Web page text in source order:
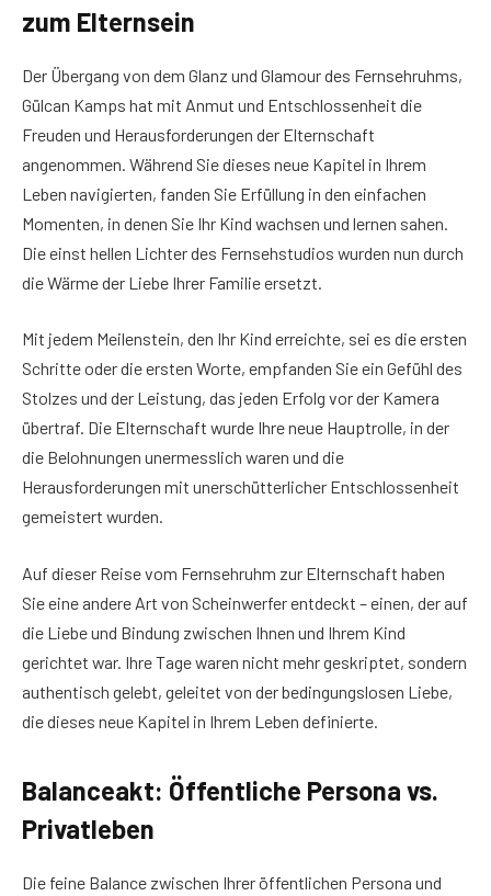
zum Elternsein
Der Übergang von dem Glanz und Glamour des Fernsehruhms,
Gülcan Kamps hat mit Anmut und Entschlossenheit die
Freuden und Herausforderungen der Elternschaft
angenommen. Während Sie dieses neue Kapitel in Ihrem
Leben navigierten, fanden Sie Erfüllung in den einfachen
Momenten, in denen Sie Ihr Kind wachsen und lernen sahen.
Die einst hellen Lichter des Fernsehstudios wurden nun durch
die Wärme der Liebe Ihrer Familie ersetzt.
Mit jedem Meilenstein, den Ihr Kind erreichte, sei es die ersten
Schritte oder die ersten Worte, empfanden Sie ein Gefühl des
Stolzes und der Leistung, das jeden Erfolg vor der Kamera
übertraf. Die Elternschaft wurde Ihre neue Hauptrolle, in der
die Belohnungen unermesslich waren und die
Herausforderungen mit unerschütterlicher Entschlossenheit
gemeistert wurden.
Auf dieser Reise vom Fernsehruhm zur Elternschaft haben
Sie eine andere Art von Scheinwerfer entdeckt – einen, der auf
die Liebe und Bindung zwischen Ihnen und Ihrem Kind
gerichtet war. Ihre Tage waren nicht mehr geskriptet, sondern
authentisch gelebt, geleitet von der bedingungslosen Liebe,
die dieses neue Kapitel in Ihrem Leben definierte.
Balanceakt: Öffentliche Persona vs.
Privatleben
Die feine Balance zwischen Ihrer öffentlichen Persona und